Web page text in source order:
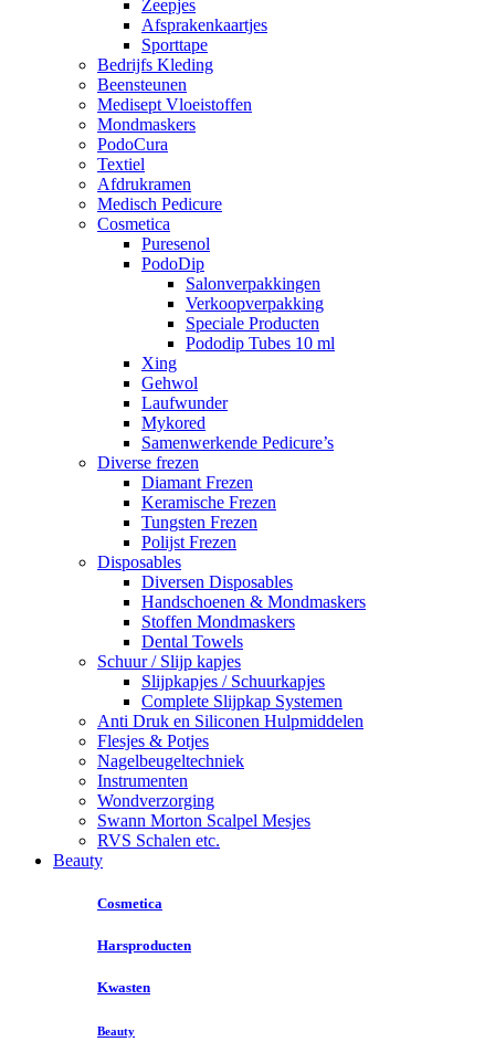
Zeepjes
Afsprakenkaartjes
Sporttape
Bedrijfs Kleding
Beensteunen
Medisept Vloeistoffen
Mondmaskers
PodoCura
Textiel
Afdrukramen
Medisch Pedicure
Cosmetica
Puresenol
PodoDip
Salonverpakkingen
Verkoopverpakking
Speciale Producten
Pododip Tubes 10 ml
Xing
Gehwol
Laufwunder
Mykored
Samenwerkende Pedicure’s
Diverse frezen
Diamant Frezen
Keramische Frezen
Tungsten Frezen
Polijst Frezen
Disposables
Diversen Disposables
Handschoenen & Mondmaskers
Stoffen Mondmaskers
Dental Towels
Schuur / Slijp kapjes
Slijpkapjes / Schuurkapjes
Complete Slijpkap Systemen
Anti Druk en Siliconen Hulpmiddelen
Flesjes & Potjes
Nagelbeugeltechniek
Instrumenten
Wondverzorging
Swann Morton Scalpel Mesjes
RVS Schalen etc.
Beauty
Cosmetica
Harsproducten
Kwasten
Beauty